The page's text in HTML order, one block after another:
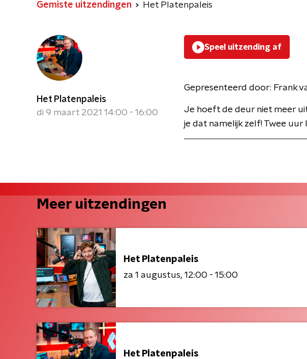
Gemiste uitzendingen Het Platenpaleis
Het Platenpaleis
di 9 maart 2021 14:00 - 16:00
Speel uitzending af
Gepresenteerd door: Frank
Je hoeft de deur niet meer
je dat namelijk zelf! Twee
Meer uitzendingen
Het Platenpaleis
za 1 augustus 12:00 - 15:00
Het Platenpaleis